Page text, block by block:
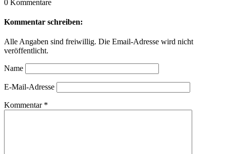
0 Kommentare
Kommentar schreiben:
Alle Angaben sind freiwillig. Die Email-Adresse wird nicht
veröffentlicht.
Name
E-Mail-Adresse
Kommentar *